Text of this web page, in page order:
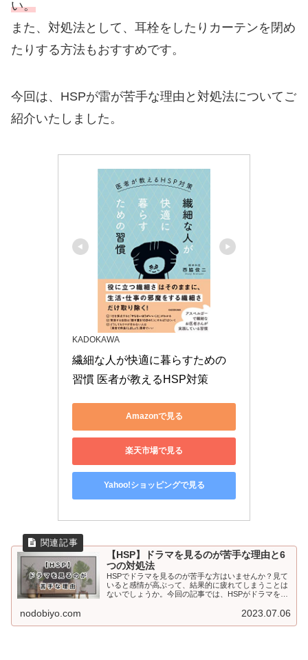
い。
また、対処法として、耳栓をしたりカーテンを閉め
たりする方法もおすすめです。
今回は、HSPが雷が苦手な理由と対処法についてご
紹介いたしました。
KADOKAWA
繊細な人が快適に暮らすための
習慣 医者が教えるHSP対策
Amazonで見る
楽天市場で見る
Yahoo!ショッピングで見る
【HSP】ドラマを見るのが苦手な理由と6
つの対処法
HSPでドラマを見るのが苦手な方はいませんか？見て
いると感情が高ぶって、結果的に疲れてしまうことは
ないでしょうか。今回の記事では、HSPがドラマを見
nodobiyo.com 2023.07.06